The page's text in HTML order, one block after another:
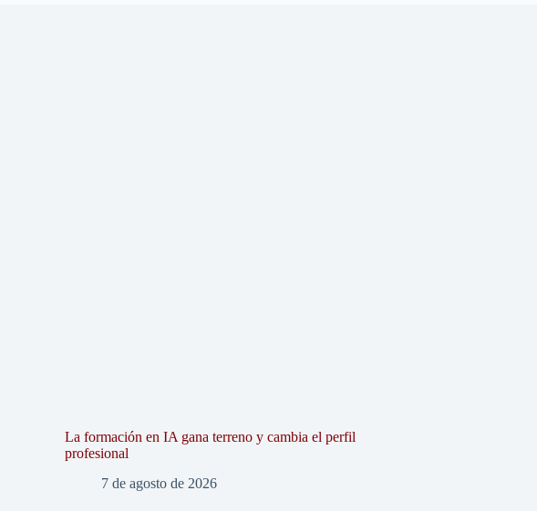
La formación en IA gana terreno y cambia el perfil
profesional
7 de agosto de 2026